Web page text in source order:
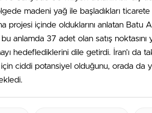
madeni yağ ile başladıkları
projesi içinde olduklarını anlatan Batu
anlamda 37 adet olan satış noktasını
hedeflediklerini dile getirdi. İran’ı da
için ciddi potansiyel olduğunu, orada da